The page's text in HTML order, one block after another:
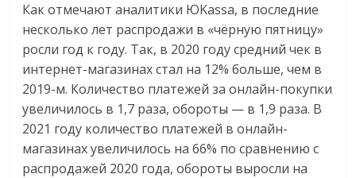
соцсетях.
Нам
важно,
как
знать
как
Сеть
меняет
жизнь
Как отмечают аналитики ЮKassa, в последние
несколько лет распродажи в «чёрную пятницу»
росли год к году. Так, в 2020 году средний чек в
интернет-магазинах стал на 12% больше, чем в
2019-м. Количество платежей за онлайн-покупки
увеличилось в 1,7 раза, обороты — в 1,9 раза. В
2021 году количество платежей в онлайн-
магазинах увеличилось на 66% по сравнению с
распродажей 2020 года, обороты выросли на